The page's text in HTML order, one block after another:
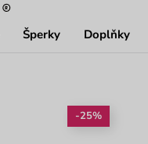
Šperky Doplňky
-25%